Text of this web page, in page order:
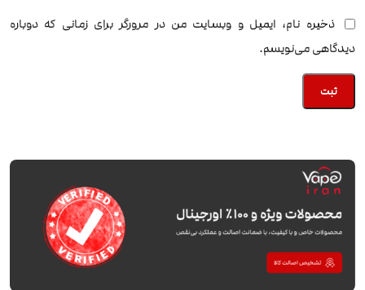
ذخیره نام، ایمیل و وبسایت من در مرورگر برای زمانی که دوباره
دیدگاهی می‌نویسم.